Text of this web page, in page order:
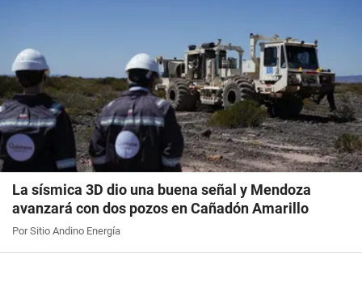
La sísmica 3D dio una buena señal y Mendoza
avanzará con dos pozos en Cañadón Amarillo
Por Sitio Andino Energía